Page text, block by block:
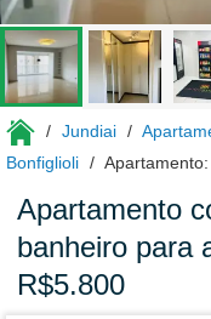
Jundiai
Bonfiglioli
Apartamento
banheiro para
R$5.800